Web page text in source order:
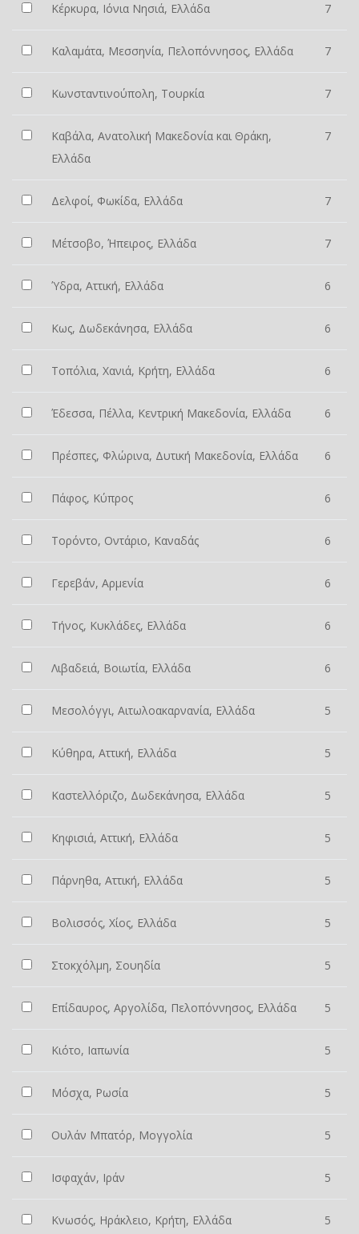
Κέρκυρα, Ιόνια Νησιά, Ελλάδα 7
Καλαμάτα, Μεσσηνία, Πελοπόννησος, Ελλάδα 7
Κωνσταντινούπολη, Τουρκία 7
Καβάλα, Ανατολική Μακεδονία και Θράκη,
Ελλάδα
7
Δελφοί, Φωκίδα, Ελλάδα 7
Μέτσοβο, Ήπειρος, Ελλάδα 7
Ύδρα, Αττική, Ελλάδα 6
Κως, Δωδεκάνησα, Ελλάδα 6
Τοπόλια, Χανιά, Κρήτη, Ελλάδα 6
Έδεσσα, Πέλλα, Κεντρική Μακεδονία, Ελλάδα 6
Πρέσπες, Φλώρινα, Δυτική Μακεδονία, Ελλάδα 6
Πάφος, Κύπρος 6
Τορόντο, Οντάριο, Καναδάς 6
Γερεβάν, Αρμενία 6
Τήνος, Κυκλάδες, Ελλάδα 6
Λιβαδειά, Βοιωτία, Ελλάδα 6
Μεσολόγγι, Αιτωλοακαρνανία, Ελλάδα 5
Κύθηρα, Αττική, Ελλάδα 5
Καστελλόριζο, Δωδεκάνησα, Ελλάδα 5
Κηφισιά, Αττική, Ελλάδα 5
Πάρνηθα, Αττική, Ελλάδα 5
Βολισσός, Χίος, Ελλάδα 5
Στοκχόλμη, Σουηδία 5
Επίδαυρος, Αργολίδα, Πελοπόννησος, Ελλάδα 5
Κιότο, Ιαπωνία 5
Μόσχα, Ρωσία 5
Ουλάν Μπατόρ, Μογγολία 5
Ισφαχάν, Ιράν 5
Κνωσός, Ηράκλειο, Κρήτη, Ελλάδα 5